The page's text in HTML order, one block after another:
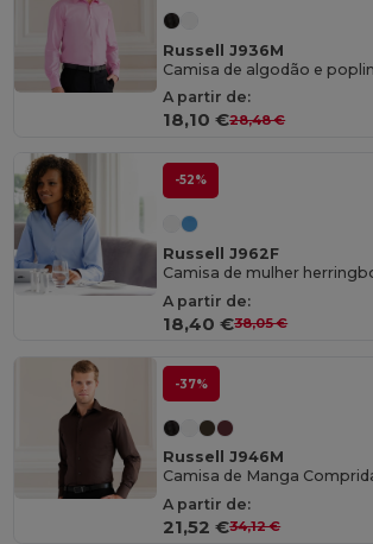
Russell J936M
A partir de:
18,10 €28,48 €
-52%
Russell J962F
A partir de:
18,40 €38,05 €
-37%
Russell J946M
A partir de:
21,52 €34,12 €